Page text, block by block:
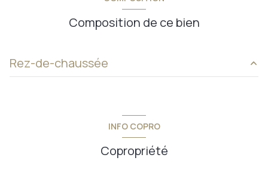
Composition de ce bien
Rez-de-chaussée
INFO COPRO
Copropriété